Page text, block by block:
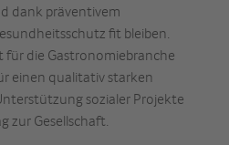
dank präventivem
fit bleiben.
für die Gastronomiebranche
einen qualitativ starken
sozialer Projekte
zur Gesellschaft.